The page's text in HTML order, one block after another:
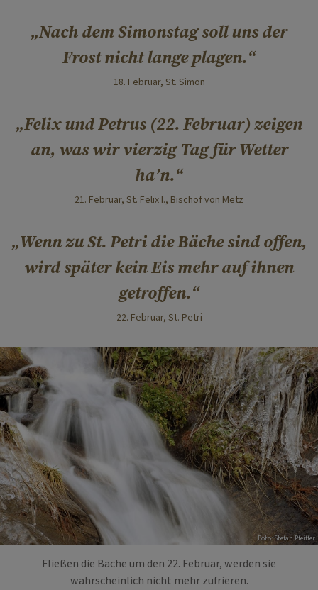
Nach dem Simonstag soll uns der
Frost nicht lange plagen.
18. Februar, St. Simon
Felix und Petrus (22. Februar) zeigen
an, was wir vierzig Tag für Wetter
ha’n.
21. Februar, St. Felix I., Bischof von Metz
Wenn zu St. Petri die Bäche sind offen,
wird später kein Eis mehr auf ihnen
getroffen.
22. Februar, St. Petri
Foto: Stefan Pfeiffer
Fließen die Bäche um den 22. Februar, werden sie
wahrscheinlich nicht mehr zufrieren.